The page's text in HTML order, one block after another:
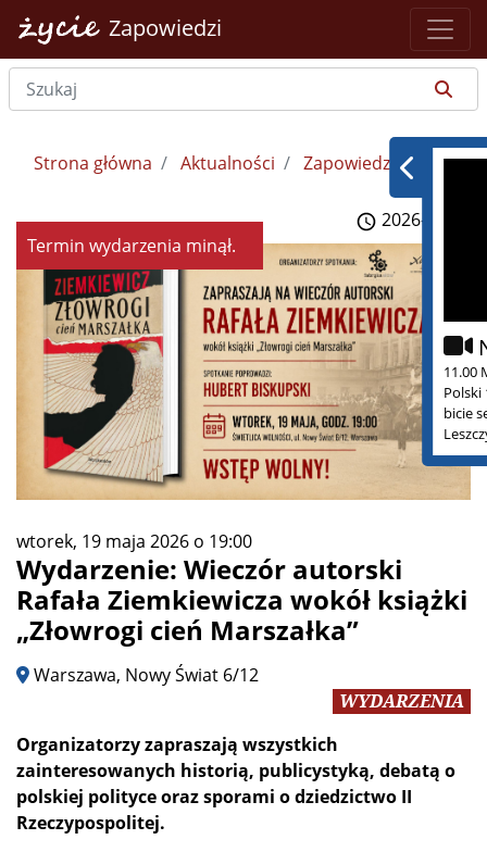
Zapowiedzi
11.00
Polski
bicie
Strona główna Aktualności Zapowiedzi
2026-05-18
Termin wydarzenia minął.
wtorek, 19 maja 2026 o 19:00
Wydarzenie: Wieczór autorski
Rafała Ziemkiewicza wokół książki
„Złowrogi cień Marszałka”
Warszawa, Nowy Świat 6/12
WYDARZENIA
Organizatorzy zapraszają wszystkich
zainteresowanych historią, publicystyką, debatą o
polskiej polityce oraz sporami o dziedzictwo II
Rzeczypospolitej.